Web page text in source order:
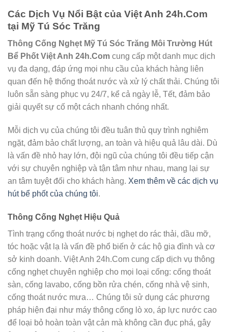
Các Dịch Vụ Nổi Bật của Việt Anh 24h.Com
tại Mỹ Tú Sóc Trăng
Thông Cống Nghẹt Mỹ Tú Sóc Trăng Môi Trường Hút
Bể Phốt Việt Anh 24h.Com cung cấp một danh mục dịch
vụ đa dạng, đáp ứng mọi nhu cầu của khách hàng liên
quan đến hệ thống thoát nước và xử lý chất thải. Chúng tôi
luôn sẵn sàng phục vụ 24/7, kể cả ngày lễ, Tết, đảm bảo
giải quyết sự cố một cách nhanh chóng nhất.
Mỗi dịch vụ của chúng tôi đều tuân thủ quy trình nghiêm
ngặt, đảm bảo chất lượng, an toàn và hiệu quả lâu dài. Dù
là vấn đề nhỏ hay lớn, đội ngũ của chúng tôi đều tiếp cận
với sự chuyên nghiệp và tận tâm như nhau, mang lại sự
an tâm tuyệt đối cho khách hàng. Xem thêm về các dịch vụ
hút bể phốt của chúng tôi.
Thông Cống Nghẹt Hiệu Quả
Tình trạng cống thoát nước bị nghẹt do rác thải, dầu mỡ,
tóc hoặc vật lạ là vấn đề phổ biến ở các hộ gia đình và cơ
sở kinh doanh. Việt Anh 24h.Com cung cấp dịch vụ thông
cống nghẹt chuyên nghiệp cho mọi loại cống: cống thoát
sàn, cống lavabo, cống bồn rửa chén, cống nhà vệ sinh,
cống thoát nước mưa… Chúng tôi sử dụng các phương
pháp hiện đại như máy thông cống lò xo, áp lực nước cao
để loại bỏ hoàn toàn vật cản mà không cần đục phá, gây